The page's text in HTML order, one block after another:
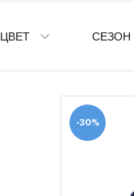
ЦВЕТ СЕЗОН
-30%